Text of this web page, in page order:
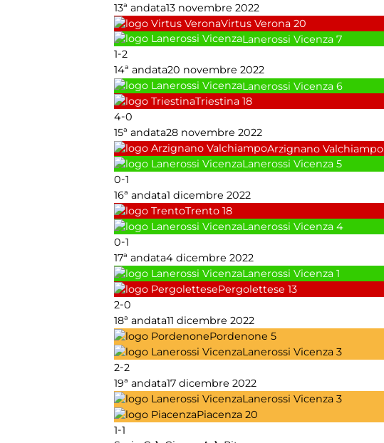
13ª andata13 novembre 2022
Virtus Verona 20
Lanerossi Vicenza 7
1-2
14ª andata20 novembre 2022
Lanerossi Vicenza 6
Triestina 18
4-0
15ª andata28 novembre 2022
Arzignano Valchiampo
Lanerossi Vicenza 5
0-1
16ª andata1 dicembre 2022
Trento 18
Lanerossi Vicenza 4
0-1
17ª andata4 dicembre 2022
Lanerossi Vicenza 1
Pergolettese 13
2-0
18ª andata11 dicembre 2022
Pordenone 5
Lanerossi Vicenza 3
2-2
19ª andata17 dicembre 2022
Lanerossi Vicenza 3
Piacenza 20
1-1